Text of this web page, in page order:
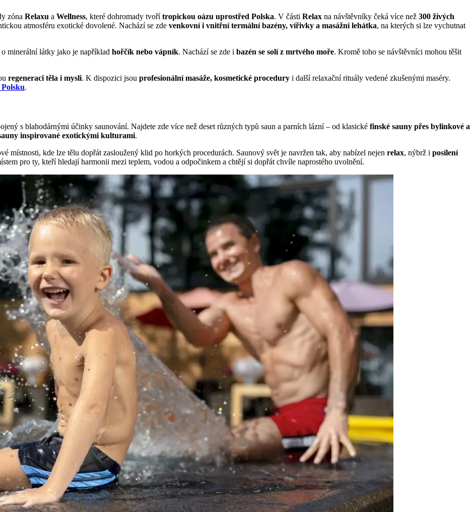
zóna Relaxu a Wellness, které dohromady tvořítropickou oázu uprostřed Polska. V části Relax na návštěvníky čeká více než 300 živých
atmosféru exotické dovolené. Nachází se zde venkovní i vnitřní termální bazény, vířivky a masážní lehátka, na kterých si lze vychutnat
minerální látky jako je například hořčík nebo vápník. Nachází se zde i bazén se solí z mrtvého moře. Kromě toho se návštěvníci mohou těšit
regeneraci těla i mysli. K dispozici jsou profesionální masáže, kosmetické procedury i další relaxační rituály vedené zkušenými maséry.
Polsku.
s blahodárnými účinky saunování. Najdete zde více než deset různých typů saun a parních lázní – od klasické finské sauny přes bylinkové a
inspirované exotickými kulturami.
místnosti, kde lze tělu dopřát zasloužený klid po horkých procedurách. Saunový svět je navržen tak, aby nabízel nejen relax, nýbrž i posílení
pro ty, kteří hledají harmonii mezi teplem, vodou a odpočinkem a chtějí si dopřát chvíle naprostého uvolnění.